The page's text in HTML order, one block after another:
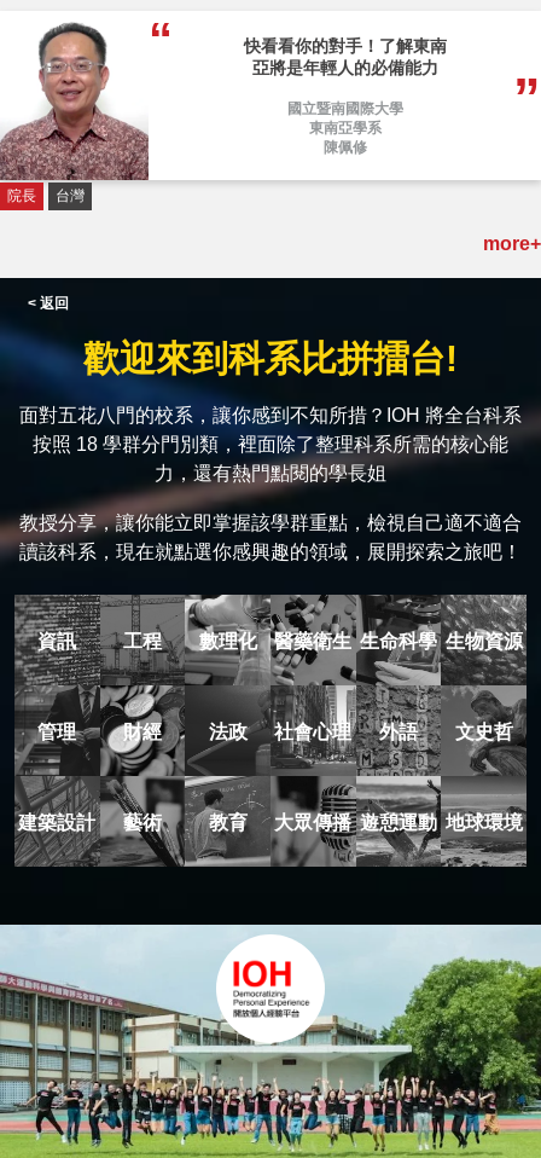
快看看你的對手！了解東南
亞將是年輕人的必備能力
國立暨南國際大學
東南亞學系
陳佩修
院長 台灣
more+
< 返回
歡迎來到科系比拼擂台!
面對五花八門的校系，讓你感到不知所措？IOH 將全台科系
按照 18 學群分門別類，裡面除了整理科系所需的核心能
力，還有熱門點閱的學長姐
教授分享，讓你能立即掌握該學群重點，檢視自己適不適合
讀該科系，現在就點選你感興趣的領域，展開探索之旅吧！
資訊 工程 數理化 醫藥衛生 生命科學 生物資源
管理 財經 法政 社會心理 外語 文史哲
建築設計 藝術 教育 大眾傳播 遊憩運動 地球環境